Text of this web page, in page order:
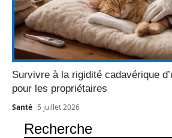
Survivre à la rigidité cadavérique
pour les propriétaires
Santé 5 juillet 2026
Recherche